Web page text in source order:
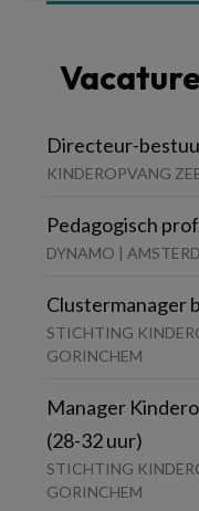
Directeur-
KINDEROPVANG
Pedagogisch
DYNAMO |
Clustermanager
STICHTING
GORINCHEM
Manager
(28-32 uur)
STICHTING
GORINCHEM